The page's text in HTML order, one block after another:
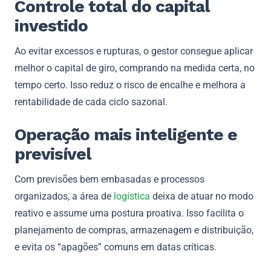
Controle total do capital
investido
Ao evitar excessos e rupturas, o gestor consegue aplicar
melhor o capital de giro, comprando na medida certa, no
tempo certo. Isso reduz o risco de encalhe e melhora a
rentabilidade de cada ciclo sazonal.
Operação mais inteligente e
previsível
Com previsões bem embasadas e processos
organizados, a área de logística deixa de atuar no modo
reativo e assume uma postura proativa. Isso facilita o
planejamento de compras, armazenagem e distribuição,
e evita os “apagões” comuns em datas críticas.